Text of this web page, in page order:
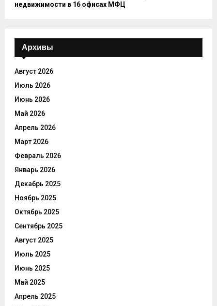
недвижимости в 16 офисах МФЦ
Архивы
Август 2026
Июль 2026
Июнь 2026
Май 2026
Апрель 2026
Март 2026
Февраль 2026
Январь 2026
Декабрь 2025
Ноябрь 2025
Октябрь 2025
Сентябрь 2025
Август 2025
Июль 2025
Июнь 2025
Май 2025
Апрель 2025